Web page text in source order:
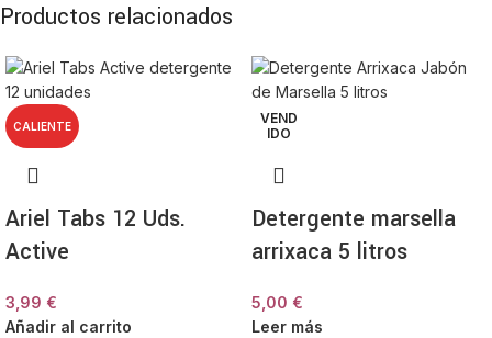
Productos relacionados
CALIENTE
Ariel Tabs 12 Uds.
Active
3,99 €
Añadir al carrito
VEND
IDO
Detergente marsella
arrixaca 5 litros
5,00 €
Leer más